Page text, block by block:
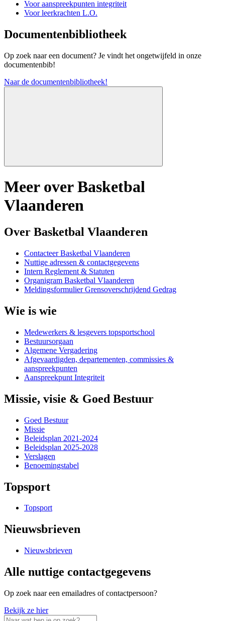
Voor aanspreekpunten integriteit
Voor leerkrachten L.O.
Documentenbibliotheek
Op zoek naar een document? Je vindt het ongetwijfeld in onze
documentenbib!
Naar de documentenbibliotheek!
Meer over Basketbal
Vlaanderen
Over Basketbal Vlaanderen
Contacteer Basketbal Vlaanderen
Nuttige adressen & contactgegevens
Intern Reglement & Statuten
Organigram Basketbal Vlaanderen
Meldingsformulier Grensoverschrijdend Gedrag
Wie is wie
Medewerkers & lesgevers topsportschool
Bestuursorgaan
Algemene Vergadering
Afgevaardigden, departementen, commissies &
aanspreekpunten
Aanspreekpunt Integriteit
Missie, visie & Goed Bestuur
Goed Bestuur
Missie
Beleidsplan 2021-2024
Beleidsplan 2025-2028
Verslagen
Benoemingstabel
Topsport
Topsport
Nieuwsbrieven
Nieuwsbrieven
Alle nuttige contactgegevens
Op zoek naar een emailadres of contactpersoon?
Bekijk ze hier